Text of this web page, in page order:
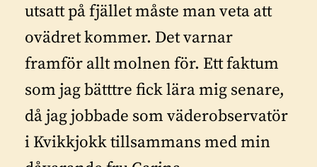
utsatt på fjället måste man veta att
ovädret kommer. Det varnar
framför allt molnen för. Ett faktum
som jag bätttre fick lära mig senare,
då jag jobbade som väderobservatör
i Kvikkjokk tillsammans med min